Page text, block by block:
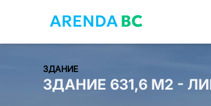
ЗДАНИЕ
ЗДАНИЕ 631,6 М2 -